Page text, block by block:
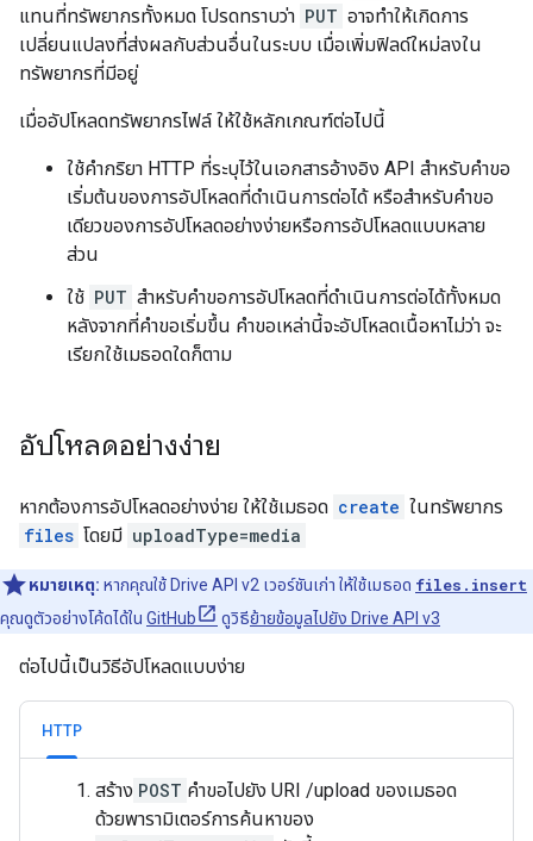
แทนที่ทรัพยากรทั้งหมด โปรดทราบว่า PUT อาจทำให้เกิดการ
เปลี่ยนแปลงที่ส่งผลกับส่วนอื่นในระบบ เมื่อเพิ่มฟิลด์ใหม่ลงใน
ทรัพยากรที่มีอยู่
เมื่ออัปโหลดทรัพยากรไฟล์ ให้ใช้หลักเกณฑ์ต่อไปนี้
ใช้คำกริยา HTTP ที่ระบุไว้ในเอกสารอ้างอิง API สำหรับคำขอ
เริ่มต้นของการอัปโหลดที่ดำเนินการต่อได้ หรือสำหรับคำขอ
เดียวของการอัปโหลดอย่างง่ายหรือการอัปโหลดแบบหลาย
ส่วน
ใช้ PUT สำหรับคำขอการอัปโหลดที่ดำเนินการต่อได้ทั้งหมด
หลังจากที่คำขอเริ่มขึ้น คำขอเหล่านี้จะอัปโหลดเนื้อหาไม่ว่า จะ
เรียกใช้เมธอดใดก็ตาม
อัปโหลดอย่างง่าย
หากต้องการอัปโหลดอย่างง่าย ให้ใช้เมธอด create ในทรัพยากร
files โดยมี uploadType=media
หมายเหตุ: หากคุณใช้ Drive API v2 เวอร์ชันเก่า ให้ใช้เมธอด files.insert
คุณดูตัวอย่างโค้ดได้ใน GitHub ดูวิธีย้ายข้อมูลไปยัง Drive API v3
ต่อไปนี้เป็นวิธีอัปโหลดแบบง่าย
HTTP
สร้าง POST คำขอไปยัง URI /upload ของเมธอด
ด้วยพารามิเตอร์การค้นหาของ